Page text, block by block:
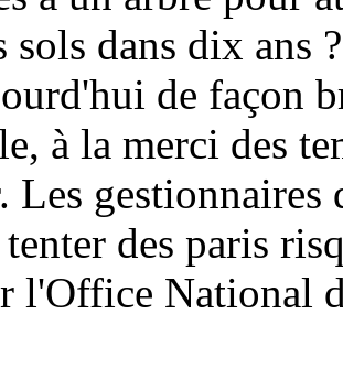
sols dans dix ans
de façon
à la merci des
Les
des paris
l'Office National